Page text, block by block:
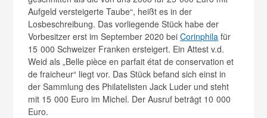
Aufgeld versteigerte Taube“, heißt es in der
Losbeschreibung. Das vorliegende Stück habe der
Vorbesitzer erst im September 2020 beiCorinphila für
15 000 Schweizer Franken ersteigert. Ein Attest v.d.
Weid als „Belle pièce en parfait état de conservation et
de fraicheur“ liegt vor. Das Stück befand sich einst in
der Sammlung des Philatelisten Jack Luder und steht
mit 15 000 Euro im Michel. Der Ausruf beträgt 10 000
Euro.